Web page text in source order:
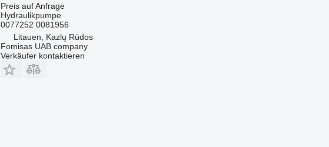
Preis auf Anfrage
Hydraulikpumpe
0077252 0081956
Litauen, Kazlų Rūdos
Fomisas UAB company
Verkäufer kontaktieren